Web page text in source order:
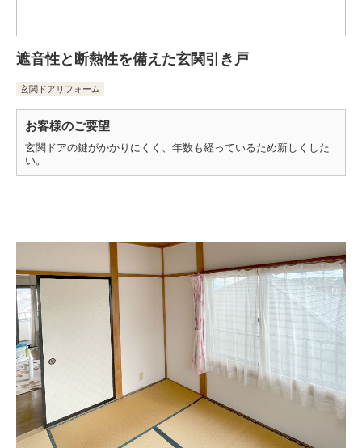
遮音性と断熱性を備えた玄関引き戸
玄関ドアリフォーム
お客様のご要望
玄関ドアの鍵がかかりにくく、年数も経っているため新しくした
い。